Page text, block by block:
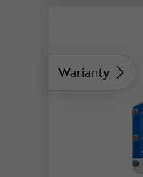
Warianty